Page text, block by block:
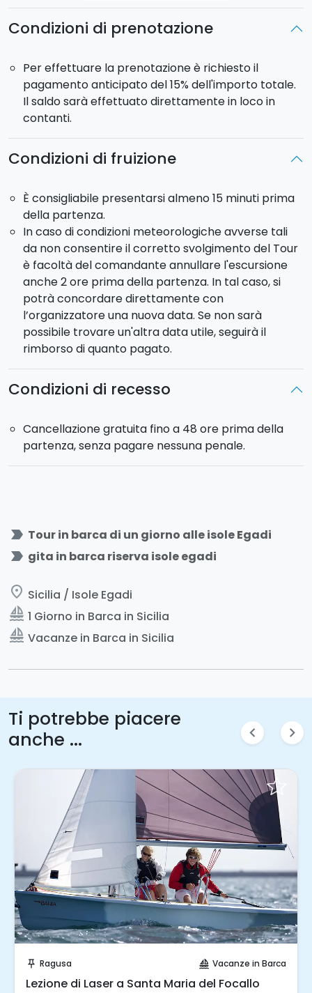
Condizioni di prenotazione
Per effettuare la prenotazione è richiesto il
pagamento anticipato del 15% dell'importo totale.
Il saldo sarà effettuato direttamente in loco in
contanti.
Condizioni di fruizione
È consigliabile presentarsi almeno 15 minuti prima
della partenza.
In caso di condizioni meteorologiche avverse tali
da non consentire il corretto svolgimento del Tour
è facoltà del comandante annullare l'escursione
anche 2 ore prima della partenza. In tal caso, si
potrà concordare direttamente con
l’organizzatore una nuova data. Se non sarà
possibile trovare un'altra data utile, seguirà il
rimborso di quanto pagato.
Condizioni di recesso
Cancellazione gratuita fino a 48 ore prima della
partenza, senza pagare nessuna penale.
label_important Tour in barca di un giorno alle isole Egadi
label_important gita in barca riserva isole egadi
place Sicilia / Isole Egadi
sailing 1 Giorno in Barca in Sicilia
sailing Vacanze in Barca in Sicilia
Ti potrebbe piacere
anche ...
chevron_left chevron_right
push_pin Ragusa sailing Vacanze in Barca
Lezione di Laser a Santa Maria del Focallo